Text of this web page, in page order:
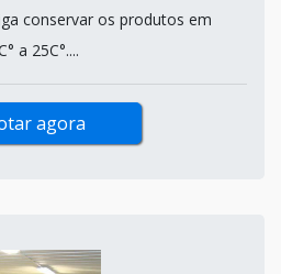
conservar os produtos em
a 25C°....
agora